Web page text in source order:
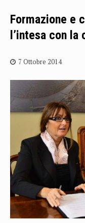
Formazione e
l’intesa con
7 Ottobre 2014